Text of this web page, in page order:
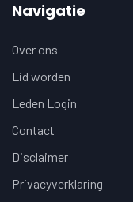
Navigatie
Over ons
Lid worden
Leden Login
Contact
Disclaimer
Privacyverklaring